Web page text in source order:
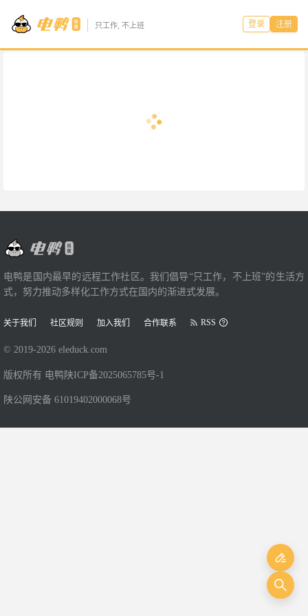
只工作, 不上班 登录 注册
电鸭是国内最早的远程工作社区。我们倡导“只工作，不上班”的生活方
式，努力推动多样化工作方式在国内的渐进式发展。
关于我们 社区规则 加入我们 合作联系 RSS
© 2019-2026 eleduck.com
版权所有 电鸭 陕ICP备2025065785号-1
陕公网安备 61019402000068号